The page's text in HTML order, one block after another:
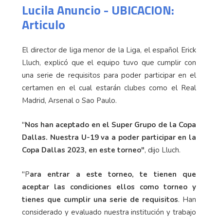
Lucila Anuncio - UBICACION:
Articulo
El director de liga menor de la Liga, el español Erick
Lluch, explicó que el equipo tuvo que cumplir con
una serie de requisitos para poder participar en el
certamen en el cual estarán clubes como el Real
Madrid, Arsenal o Sao Paulo.
"Nos han aceptado en el Super Grupo de la Copa
Dallas. Nuestra U-19 va a poder participar en la
Copa Dallas 2023, en este torneo", dijo Lluch.
"Para entrar a este torneo, te tienen que
aceptar las condiciones ellos como torneo y
tienes que cumplir una serie de requisitos. Han
considerado y evaluado nuestra institución y trabajo